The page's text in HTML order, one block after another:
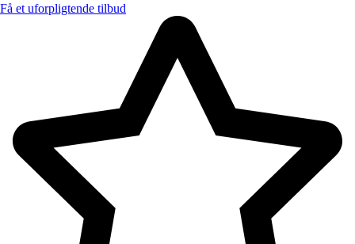
Få et uforpligtende tilbud